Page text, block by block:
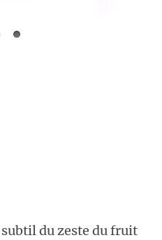
du zeste du fruit